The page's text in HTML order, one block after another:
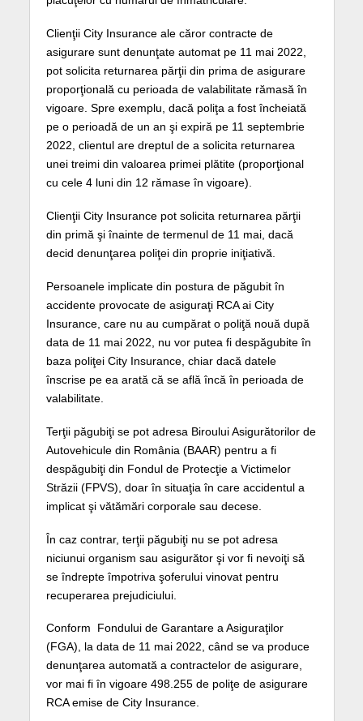
Clienţii City Insurance ale căror contracte de
asigurare sunt denunţate automat pe 11 mai 2022,
pot solicita returnarea părţii din prima de asigurare
proporţională cu perioada de valabilitate rămasă în
vigoare. Spre exemplu, dacă poliţa a fost încheiată
pe o perioadă de un an şi expiră pe 11 septembrie
2022, clientul are dreptul de a solicita returnarea
unei treimi din valoarea primei plătite (proporţional
cu cele 4 luni din 12 rămase în vigoare).
Clienţii City Insurance pot solicita returnarea părţii
din primă şi înainte de termenul de 11 mai, dacă
decid denunţarea poliţei din proprie iniţiativă.
Persoanele implicate din postura de păgubit în
accidente provocate de asiguraţi RCA ai City
Insurance, care nu au cumpărat o poliţă nouă după
data de 11 mai 2022, nu vor putea fi despăgubite în
baza poliţei City Insurance, chiar dacă datele
înscrise pe ea arată că se află încă în perioada de
valabilitate.
Terţii păgubiţi se pot adresa Biroului Asigurătorilor de
Autovehicule din România (BAAR) pentru a fi
despăgubiţi din Fondul de Protecţie a Victimelor
Străzii (FPVS), doar în situaţia în care accidentul a
implicat şi vătămări corporale sau decese.
În caz contrar, terţii păgubiţi nu se pot adresa
niciunui organism sau asigurător şi vor fi nevoiţi să
se îndrepte împotriva şoferului vinovat pentru
recuperarea prejudiciului.
Conform Fondului de Garantare a Asiguraţilor
(FGA), la data de 11 mai 2022, când se va produce
denunţarea automată a contractelor de asigurare,
vor mai fi în vigoare 498.255 de poliţe de asigurare
RCA emise de City Insurance.